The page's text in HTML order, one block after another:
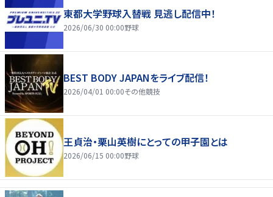
東都大学野球入替戦 見逃し配信中！
2026/06/30 00:00野球
BEST BODY JAPANをライブ配信！
2026/04/01 00:00その他競技
王貞治・栗山英樹にとっての甲子園とは
2026/06/15 00:00野球